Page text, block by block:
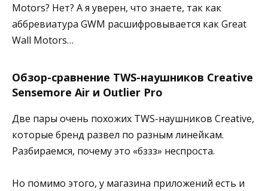
Motors? Нет? А я уверен, что знаете, так как
аббревиатура GWM расшифровывается как Great
Wall Motors…
Обзор-сравнение TWS-наушников Creative
Sensemore Air и Outlier Pro
Две пары очень похожих TWS-наушников Creative,
которые бренд развел по разным линейкам.
Разбираемся, почему это «бззз» неспроста.
Но помимо этого, у магазина приложений есть и